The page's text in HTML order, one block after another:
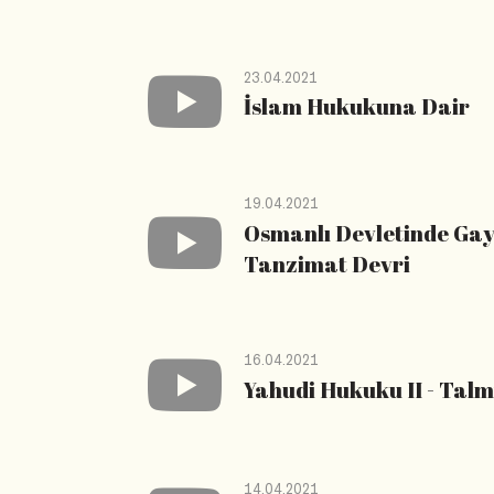
23.04.2021
İslam Hukukuna Dair
19.04.2021
Osmanlı Devletinde
Tanzimat Devri
16.04.2021
Yahudi Hukuku II -
14.04.2021